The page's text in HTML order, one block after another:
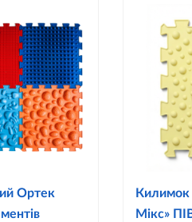
Ортек
Килимок
Мікс»